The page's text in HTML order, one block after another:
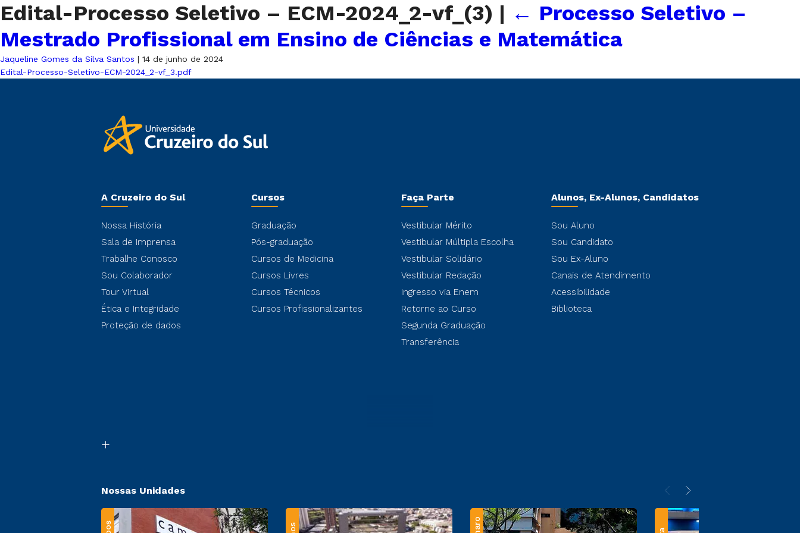
Edital-Processo Seletivo – ECM-2024_2-vf_(3) | ← Processo Seletivo –
Mestrado Profissional em Ensino de Ciências e Matemática
Jaqueline Gomes da Silva Santos | 14 de junho de 2024
Edital-Processo-Seletivo-ECM-2024_2-vf_3.pdf
A Cruzeiro do Sul
Nossa História
Sala de Imprensa
Trabalhe Conosco
Sou Colaborador
Tour Virtual
Ética e Integridade
Proteção de dados
Cursos
Graduação
Pós-graduação
Cursos de Medicina
Cursos Livres
Cursos Técnicos
Cursos Profissionalizantes
Faça Parte
Vestibular Mérito
Vestibular Múltipla Escolha
Vestibular Solidário
Vestibular Redação
Ingresso via Enem
Retorne ao Curso
Segunda Graduação
Transferência
Alunos, Ex-Alunos, Candidatos
Sou Aluno
Sou Candidato
Sou Ex-Aluno
Canais de Atendimento
Acessibilidade
Biblioteca
Nossas Unidades